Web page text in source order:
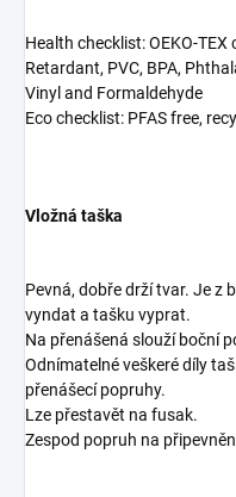
Health checklist: OEKO-
Retardant, PVC, BPA,
Vinyl and Formaldehyde
Eco checklist: PFAS free,
Vložná taška
Pevná, dobře drží tvar. Je z
vyndat a tašku vyprat.
Na přenášená slouží boční
Odnímatelné veškeré díly
přenášecí popruhy.
Lze přestavět na fusak.
Zespod popruh na